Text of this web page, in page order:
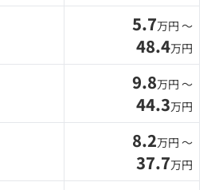
5.7万円 〜
48.4万円
9.8万円 〜
44.3万円
8.2万円 〜
37.7万円